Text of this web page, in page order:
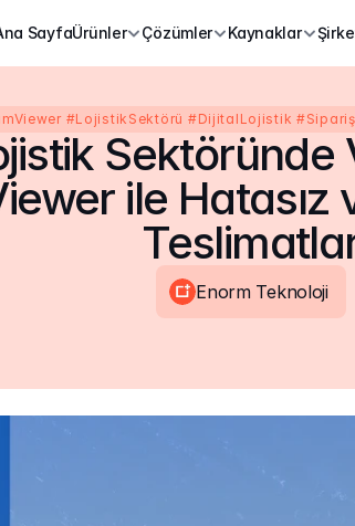
SayfaÜrünler Çözümler Kaynaklar
#LojistikSektörü #DijitalLojistik
Sektöründe
ile Hatasız
Enorm Teknoloji